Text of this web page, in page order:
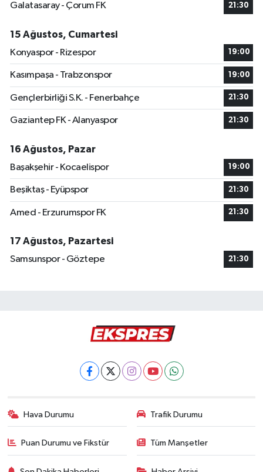
Galatasaray - Çorum FK
21:30
15 Ağustos, Cumartesi
Konyaspor - Rizespor
19:00
Kasımpaşa - Trabzonspor 19:00
Gençlerbirliği S.K. - Fenerbahçe 21:30
Gaziantep FK - Alanyaspor 21:30
16 Ağustos, Pazar
Başakşehir - Kocaelispor
19:00
Beşiktaş - Eyüpspor 21:30
Amed - Erzurumspor FK 21:30
17 Ağustos, Pazartesi
Samsunspor - Göztepe
21:30
Hava Durumu Trafik Durumu
Puan Durumu ve Fikstür Tüm Manşetler